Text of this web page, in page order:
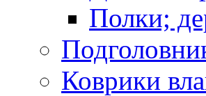
Полки;
Коврики